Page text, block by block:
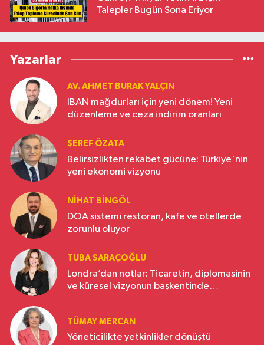
Talepler Bugün Sona Eriyor
Yazarlar
AV. AHMET BURAK YALÇIN
IBAN mağdurları için yeni dönem! Yeni
düzenleme ve ceza indirim oranları
ŞEREF ÖZATA
Belirsizlikten rekabet gücüne: Türkiye'nin
yeni ekonomi vizyonu
NIHAT BINGÖL
DOA sistemi restoran, kafe ve otellerde
zorunlu oluyor
TUBA SARAÇOĞLU
Londra’dan notlar: Ticaretin, diplomasinin
ve küresel vizyonun başkentinde
TÜMAY MERCAN
Yöneticilikte yetkinlikler dönüştü